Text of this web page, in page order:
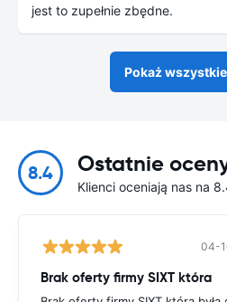
jest to zupełnie zbędne.
Pokaż
8.4 Ostatnie
Klienci oceniają nas na
04-
Brak oferty firmy SIXT która